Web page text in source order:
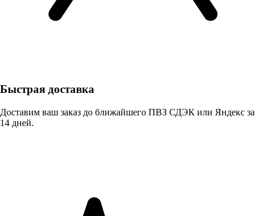
Быстрая доставка
Доставим ваш заказ до ближайшего ПВЗ СДЭК или Яндекс за
14 дней.